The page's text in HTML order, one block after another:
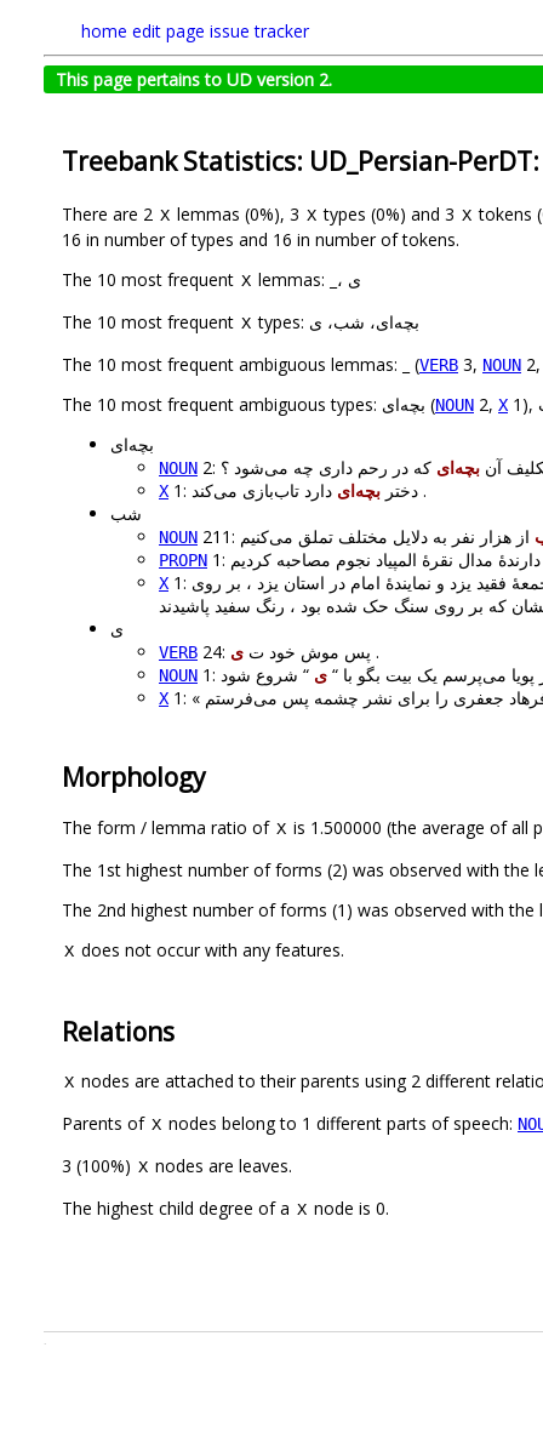
home edit page issue tracker
This page pertains to UD version 2.
Treebank Statistics: UD_Persian-
There are 2 X lemmas (0%), 3 X types (0%) and 3 X tokens
16 in number of types and 16 in number of tokens.
The 10 most frequent X
lemmas: _، ی
The 10 most frequent X
types: بچه‌ای، شب، ی
The 10 most frequent ambiguous lemmas: _ (VERB 3, NOUN
The 10 most frequent ambiguous types: بچه‌ای (NOUN 2, X
بچه‌ای
NOUN آن بچه‌ای که در رحم داری چه می‌شود ؟
X 1: دختر بچه‌ای
دارد تاب‌بازی می‌کند .
شب
NOUN
PROPN
X
فقید یزد و نمایندهٔ امام در استان یزد ، بر روی
ی
VERB 24: پس موش خود ت ی .
NOUN می‌پرسم یک بیت بگو با “ ی
X
Morphology
The form / lemma ratio of X is 1.500000 (the average of all
X does not occur with any features.
Relations
X nodes are attached to their parents using 2 different
Parents of X nodes belong to 1 different parts of speech:
3 (100%) X nodes are leaves.
The highest child degree of a X node is 0.
.